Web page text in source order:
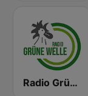
Radio Grüne Welle